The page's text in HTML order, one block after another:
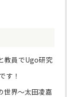
教員でUgo研究
す！
世界～太田凌嘉